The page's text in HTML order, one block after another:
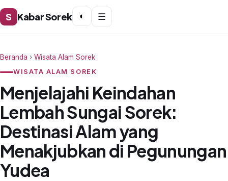
S Kabar Sorek ◐ ☰
Beranda › Wisata Alam Sorek
WISATA ALAM SOREK
Menjelajahi Keindahan
Lembah Sungai Sorek:
Destinasi Alam yang
Menakjubkan di Pegunungan
Yudea